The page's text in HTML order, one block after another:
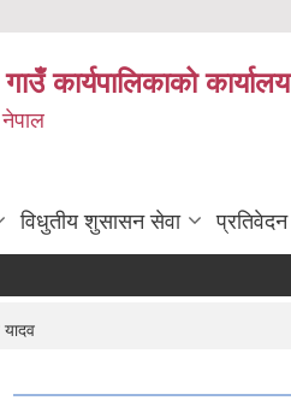
कार्यपालिकाको कार्यालय
विधुतीय शुसासन सेवा प्रतिवेदन